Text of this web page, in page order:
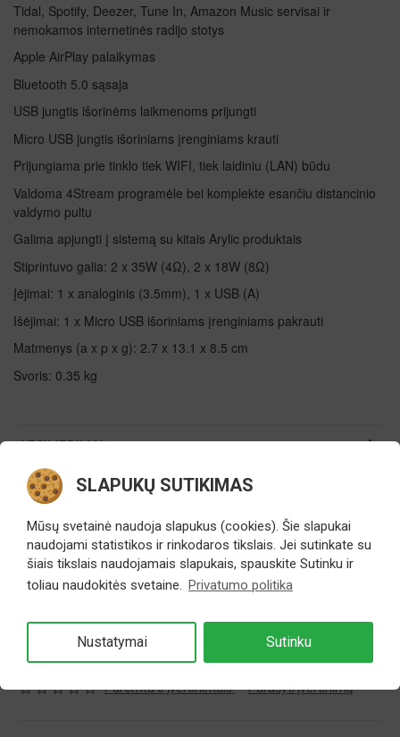
SLAPUKŲ SUTIKIMAS
Mūsų svetainė naudoja slapukus (cookies). Šie slapukai
naudojami statistikos ir rinkodaros tikslais. Jei sutinkate su
šiais tikslais naudojamais slapukais, spauskite Sutinku ir
toliau naudokitės svetaine.
Privatumo politika
Nustatymai Sutinku
Tidal, Spotify, Deezer, Tune In, Amazon Music servisai ir
nemokamos internetinės radijo stotys
Apple AirPlay palaikymas
Bluetooth 5.0 sąsaja
USB jungtis išorinėms laikmenoms prijungti
Micro USB jungtis išoriniams įrenginiams krauti
Prijungiama prie tinklo tiek WIFI, tiek laidiniu (LAN) būdu
Valdoma 4Stream programėle bei komplekte esančiu distancinio
valdymo pultu
Galima apjungti į sistemą su kitais Arylic produktais
Stiprintuvo galia: 2 x 35W (4Ω), 2 x 18W (8Ω)
Įėjimai: 1 x analoginis (3.5mm), 1 x USB (A)
Išėjimai: 1 x Micro USB išoriniams įrenginiams pakrauti
Matmenys (a x p x g): 2.7 x 13.1 x 8.5 cm
Svoris: 0.35 kg
ATSILIEPIMAI
Paremta 0 įvertinimais. - Parašyti įvertinimą
139,00€
TEIRAUTIS
Modelis:
Arylic A30+
Arylic